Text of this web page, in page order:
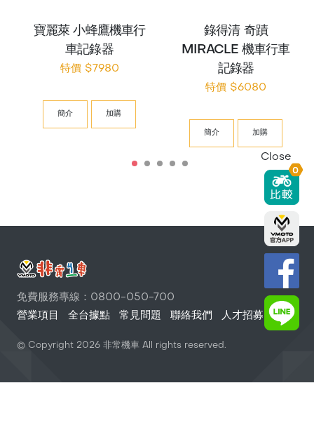
寶麗萊 小蜂鷹機車行
車記錄器
特價 $7980
簡介 加購
錄得清 奇蹟
MIRACLE 機車行車
記錄器
特價 $6080
簡介 加購
免費服務專線：0800-050-700
營業項目
全台據點 常見問題 聯絡我們 人才招募
© Copyright 2026 非常機車 All rights reserved.
Close
0